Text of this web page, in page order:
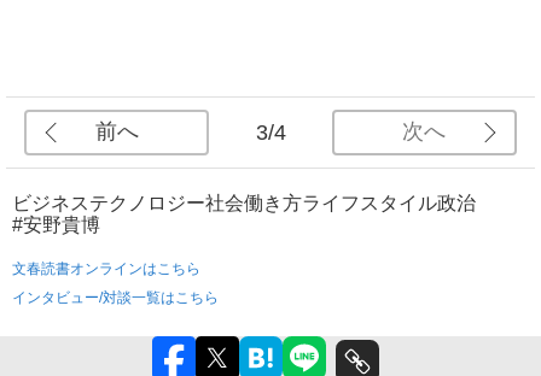
前へ 3/4 次へ
ビジネステクノロジー社会働き方ライフスタイル政治
#安野貴博
文春読書オンラインはこちら
インタビュー/対談一覧はこちら